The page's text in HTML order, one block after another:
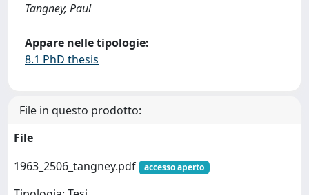
Tangney, Paul
Appare nelle tipologie:
8.1 PhD thesis
File in questo prodotto:
File
1963_2506_tangney.pdf
accesso aperto